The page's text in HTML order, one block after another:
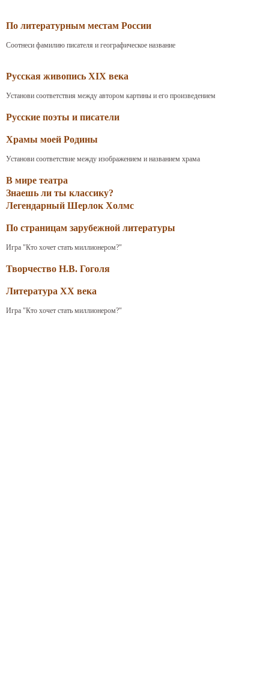
По литературным местам России
Соотнеси фамилию писателя и географическое название
Русская живопись XIX века
Установи соответствия между автором картины и его произведением
Русские поэты и писатели
Храмы моей Родины
Установи соответствие между изображением и названием храма
В мире театра
Знаешь ли ты классику?
Легендарный Шерлок Холмс
По страницам зарубежной литературы
Игра "Кто хочет стать миллионером?"
Творчество Н.В. Гоголя
Литература XX века
Игра "Кто хочет стать миллионером?"